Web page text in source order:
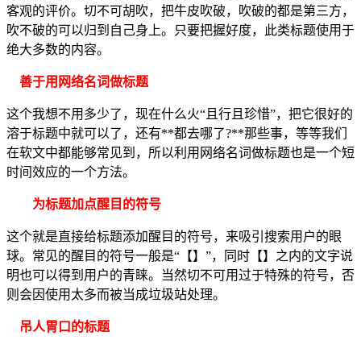
客观的评价。切不可胡吹，把牛皮吹破，吹破的都是第三方，
吹不破的可以归到自己身上。只要把握好度，此类标题使用于
绝大多数的内容。
善于用网络名词做标题
这个我想不用多少了，现在什么火“且行且珍惜”，把它很好的
溶于标题中就可以了，还有**都去哪了?**那些事，等等我们
在软文中都能够常见到，所以利用网络名词做标题也是一个短
时间效应的一个方法。
为标题加点醒目的符号
这个就是直接给标题添加醒目的符号，来吸引搜索用户的眼
球。常见的醒目的符号一般是“【】”，同时【】之内的文字说
明也可以得到用户的青睐。当然切不可用过于特殊的符号，否
则会因使用太多而被当成垃圾站处理。
吊人胃口的标题